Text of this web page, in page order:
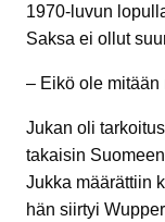
1970-luvun
Saksa ei ollut
– Eikö ole mitään
Jukan oli
takaisin
Jukka määrättiin
hän siirtyi